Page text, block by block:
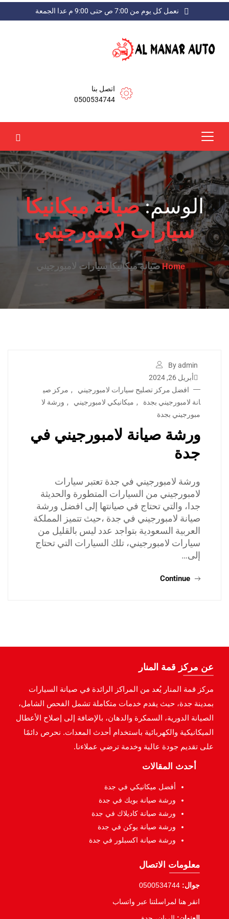
نعمل كل يوم من 7:00 ص حتى 9:00 م عدا الجمعة
اتصل بنا
0500534744
الوسم:صيانة ميكانيكا
سيارات لامبورجيني
Homeصيانة ميكانيكا سيارات لامبورجيني
By admin
أبريل 26, 2024
افضل مركز تصليح سيارات لامبورجيني
, مركز صي
انة لامبورجيني بجدة
, ميكانيكي لامبورجيني , ورشة لا
مبورجيني بجدة
ورشة صيانة لامبورجيني في
جدة
ورشة لامبورجيني في جدة تعتبر سيارات
لامبورجيني من السيارات المتطورة والحديثة
جدا، والتي تحتاج في صيانتها إلى افضل ورشة
صيانة لامبورجيني في جدة ،حيث تتميز المملكة
العربية السعودية بتواجد عدد ليس بالقليل من
سيارات لامبورجيني، تلك السيارات التي تحتاج
إلى…
Continue
عن مركز قمة المنار
مركز قمة المنار يُعد من المراكز الرائدة في صيانة السيارات
بمدينة جدة، حيث يقدم خدمات متكاملة تشمل الفحص الشامل،
الصيانة الدورية، السمكرة والدهان، بالإضافة إلى إصلاح الأعطال
الميكانيكية والكهربائية باستخدام أحدث المعدات. نحرص دائمًا
على تقديم جودة عالية وخدمة ترضي عملاءنا.
أحدث المقالات
أفضل ميكانيكي في جدة
ورشة صيانة بويك في جدة
ورشة صيانة كاديلاك في جدة
ورشة صيانة يوكن في جدة
ورشة صيانة اكسبلور في جدة
معلومات الاتصال
جوال: 0500534744
انقر هنا لمراسلتنا عبر واتساب